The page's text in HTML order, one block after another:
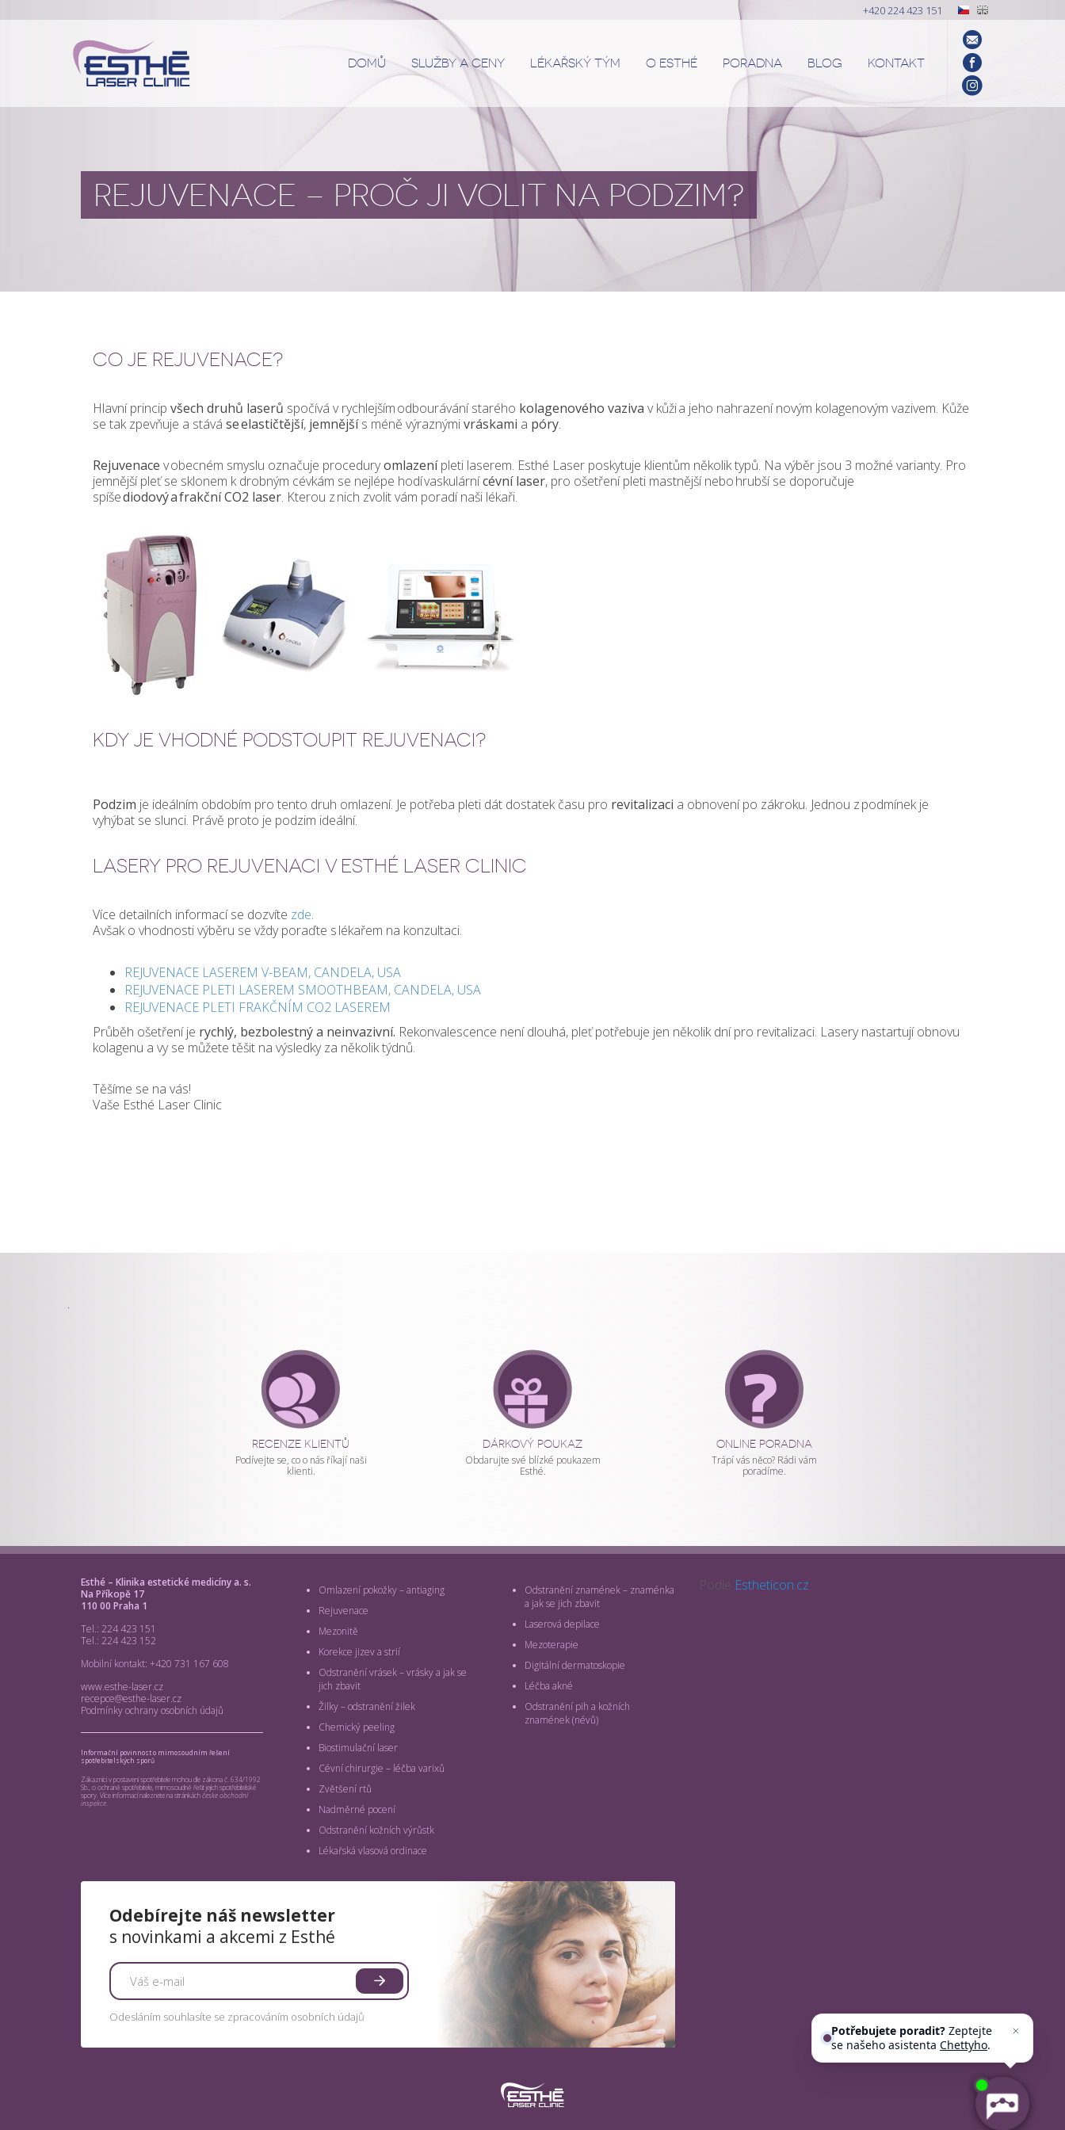
REJUVENACE – PROČ JI VOLIT NA PODZIM?
CO JE REJUVENACE?
Hlavní princip všech druhů laserů spočívá v rychlejším odbourávání starého kolagenového vaziva v kůži a jeho nahrazení novým kolagenovým vazivem. Kůže
se tak zpevňuje a stává se elastičtější, jemnějšís méně výraznýmivráskami a póry.
Rejuvenace v obecném smyslu označuje proceduryomlazenípleti laserem. Esthé Laser poskytuje klientům několik typů. Na výběr jsou 3 možné varianty. Pro
jemnější pleť se sklonem k drobným cévkám se nejlépe hodí vaskulárnícévní laser, pro ošetření pleti mastnější nebo hrubší se doporučuje
spíšediodový a frakční CO2 laser. Kterou z nich zvolit vám poradí naši lékaři.
KDY JE VHODNÉ PODSTOUPIT REJUVENACI?
Podzim je ideálním obdobím pro tento druh omlazení. Je potřeba pleti dát dostatek času pro revitalizaci a obnovení po zákroku. Jednou z podmínek je
vyhýbat se slunci. Právě proto je podzim ideální.
LASERY PRO REJUVENACI V ESTHÉ LASER CLINIC
Více detailních informací se dozvíte zde.
Avšak o vhodnosti výběru se vždy poraďte s lékařem na konzultaci.
REJUVENACE LASEREM V-BEAM, CANDELA, USA
REJUVENACE PLETI LASEREM SMOOTHBEAM, CANDELA, USA
REJUVENACE PLETI FRAKČNÍM CO2 LASEREM
Průběh ošetření je rychlý, bezbolestný a neinvazivní. Rekonvalescence není dlouhá, pleť potřebuje jen několik dní pro revitalizaci. Lasery nastartují obnovu
kolagenu a vy se můžete těšit na výsledky za několik týdnů.
Těšíme se na vás!
Vaše Esthé Laser Clinic
PORADNA
RECENZE KLIENTŮ
Podívejte se, co o nás říkají naši
klienti.
DÁRKOVÝ POUKAZ
Obdarujte své blízké poukazem
Esthé.
ONLINE PORADNA
Trápí vás něco? Rádi vám
poradíme.
Esthé – Klinika estetické medicíny a. s.
Na Příkopě 17
110 00 Praha 1
Tel.: 224 423 151
Tel.: 224 423 152
Mobilní kontakt: +420 731 167 608
www.esthe-laser.cz
recepce@esthe-laser.cz
Podmínky ochrany osobních údajů
Informační povinnost o mimosoudním řešení
spotřebitelských sporů
Zákazníci v postavení spotřebitele mohou dle zákona č. 634/1992
Sb., o ochraně spotřebitele, mimosoudně řešit jejich spotřebitelské
spory. Více informací naleznete na stránkáchčeske obchodní
inspekce
Omlazení pokožky – antiaging
Rejuvenace
Mezonitě
Korekce jizev a strií
Odstranění vrásek – vrásky a jak se
jich zbavit
Žilky – odstranění žilek
Chemický peeling
Biostimulační laser
Cévní chirurgie – léčba varixů
Zvětšení rtů
Nadměrné pocení
Odstranění kožních výrůstk
Lékařská vlasová ordinace
Odstranění znamének – znaménka
a jak se jich zbavit
Laserová depilace
Mezoterapie
Digitální dermatoskopie
Léčba akné
Odstranění pih a kožních
znamének (névů)
Odebírejte náš newsletter
s novinkami a akcemi z Esthé
Odesláním souhlasíte se zpracováním osobních údajů
Podle Estheticon.cz
DOMŮ SLUŽBY A CENY LÉKAŘSKÝ TÝM O ESTHÉ PORADNA BLOG KONTAKT
+420 224 423 151
Potřebujete poradit? Zeptejte
se našeho asistenta Chettyho.